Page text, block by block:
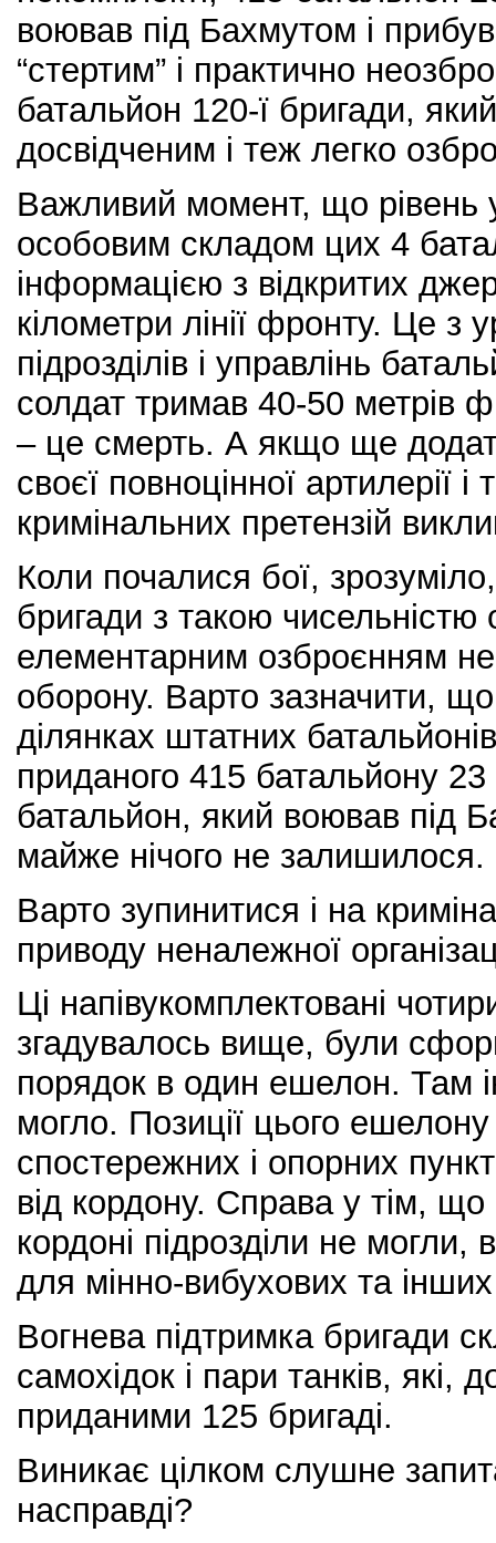
воював під Бахмутом і
“стертим” і практично
батальйон 120-ї бригади,
досвідченим і теж легко
Важливий момент, що рівень
особовим складом цих 4
інформацією з відкритих
кілометри лінії фронту. Це з
підрозділів і управлінь
солдат тримав 40-50 метрів
– це смерть. А якщо ще
своєї повноцінної артилерії і
кримінальних претензій
Коли почалися бої,
бригади з такою чисельністю
елементарним озброєнням
оборону. Варто зазначити,
ділянках штатних
приданого 415 батальйону
батальйон, який воював під
майже нічого не залишилося.
Варто зупинитися і на
приводу неналежної
Ці напівукомплектовані
згадувалось вище, були
порядок в один ешелон. Там
могло. Позиції цього
спостережних і опорних
від кордону. Справа у тім,
кордоні підрозділи не
для мінно-вибухових та
Вогнева підтримка бригади
самохідок і пари танків, які,
приданими 125 бригаді.
Виникає цілком слушне
насправді?